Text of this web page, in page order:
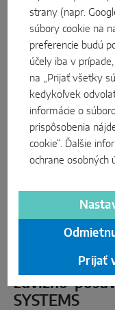
Prevodovka s
zdvižno-
SYSTEMS
strany (napr.
súbory cookie na
preferencie budú
účely iba v
na „Prijať všetky
kedykoľvek
informácie o
prispôsobenia
cookie“. Ďalšie
ochrane osobných
Prijať